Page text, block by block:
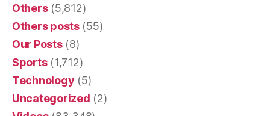
Others(5,812)
Others posts(55)
Our Posts(8)
Sports(1,712)
Technology (5)
Uncategorized (2)